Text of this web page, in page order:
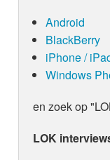
Android
BlackBerry
iPhone /
Windows
en zoek op
LOK